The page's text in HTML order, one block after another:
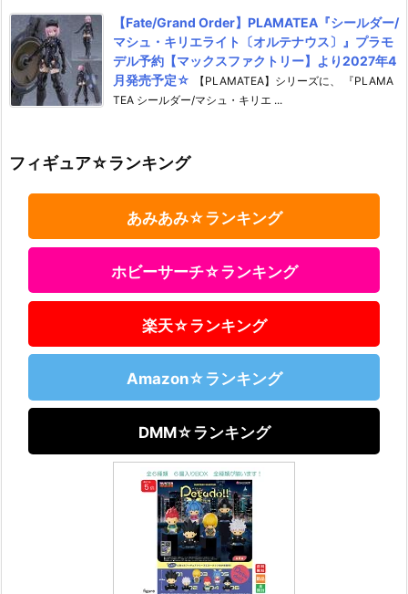
【Fate/Grand Order】PLAMATEA『シールダー/
マシュ・キリエライト〔オルテナウス〕』プラモ
デル予約【マックスファクトリー】より2027年4
月発売予定☆
【PLAMATEA】シリーズに、 『PLAMA
TEA シールダー/マシュ・キリエ ...
フィギュア☆ランキング
あみあみ☆ランキング
ホビーサーチ☆ランキング
楽天☆ランキング
Amazon☆ランキング
DMM☆ランキング